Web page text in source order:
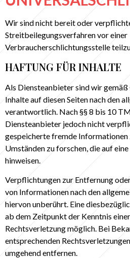
Wir sind nicht bereit oder
Streitbeilegungsverfahren vor einer
Verbraucherschlichtungsstelle
HAFTUNG FÜR INHALTE
Als Diensteanbieter sind wir
Inhalte auf diesen Seiten nach den
verantwortlich. Nach §§ 8 bis 10
Diensteanbieter jedoch nicht
gespeicherte fremde Informationen
Umständen zu forschen, die auf
hinweisen.
Verpflichtungen zur Entfernung
von Informationen nach den
hiervon unberührt. Eine
ab dem Zeitpunkt der Kenntnis
Rechtsverletzung möglich. Bei
entsprechenden
umgehend entfernen.